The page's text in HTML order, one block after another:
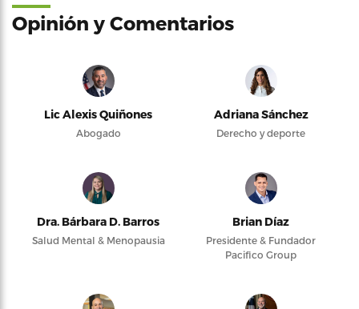
Opinión y Comentarios
Lic Alexis Quiñones
Abogado
Adriana Sánchez
Derecho y deporte
Dra. Bárbara D. Barros
Salud Mental & Menopausia
Brian Díaz
Presidente & Fundador
Pacifico Group